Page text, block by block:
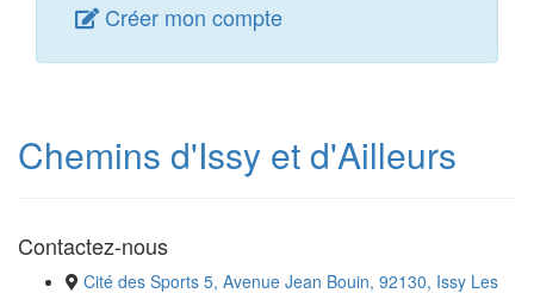
Créer mon compte
Chemins d'Issy et d'Ailleurs
Contactez-nous
Cité des Sports 5, Avenue Jean Bouin, 92130, Issy Les